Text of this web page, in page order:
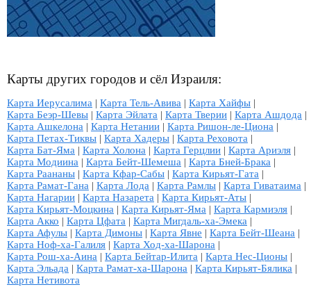
Карты других городов и сёл Израиля:
Карта Иерусалима | Карта Тель-Авива | Карта Хайфы |
Карта Беэр-Шевы | Карта Эйлата | Карта Тверии | Карта Ашдода |
Карта Ашкелона | Карта Нетании | Карта Ришон-ле-Циона |
Карта Петах-Тиквы | Карта Хадеры | Карта Реховота |
Карта Бат-Яма | Карта Холона | Карта Герцлии | Карта Ариэля |
Карта Модиина | Карта Бейт-Шемеша | Карта Бней-Брака |
Карта Раананы | Карта Кфар-Сабы | Карта Кирьят-Гата |
Карта Рамат-Гана | Карта Лода | Карта Рамлы | Карта Гиватаима |
Карта Нагарии | Карта Назарета | Карта Кирьят-Аты |
Карта Кирьят-Моцкина | Карта Кирьят-Яма | Карта Кармиэля |
Карта Акко | Карта Цфата | Карта Мигдаль-ха-Эмека |
Карта Афулы | Карта Димоны | Карта Явне | Карта Бейт-Шеана |
Карта Ноф-ха-Галиля | Карта Ход-ха-Шарона |
Карта Рош-ха-Аина | Карта Бейтар-Илита | Карта Нес-Ционы |
Карта Эльада | Карта Рамат-ха-Шарона | Карта Кирьят-Бялика |
Карта Нетивота